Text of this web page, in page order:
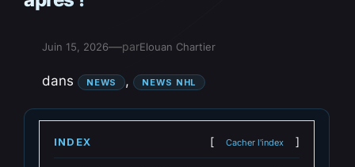
Juin 15, 2026—parElouan Chartier
dans NEWS , NEWS NHL
INDEX Cacher l'index